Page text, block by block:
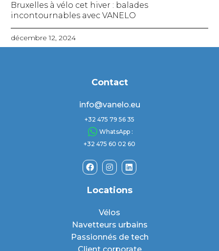
Bruxelles à vélo cet hiver : balades
incontournables avec VANELO
décembre 12, 2024
Contact
info@vanelo.eu
+32 475 79 56 35
WhatsApp :
+32 475 60 02 60
Locations
Vélos
Navetteurs urbains
Passionnés de tech